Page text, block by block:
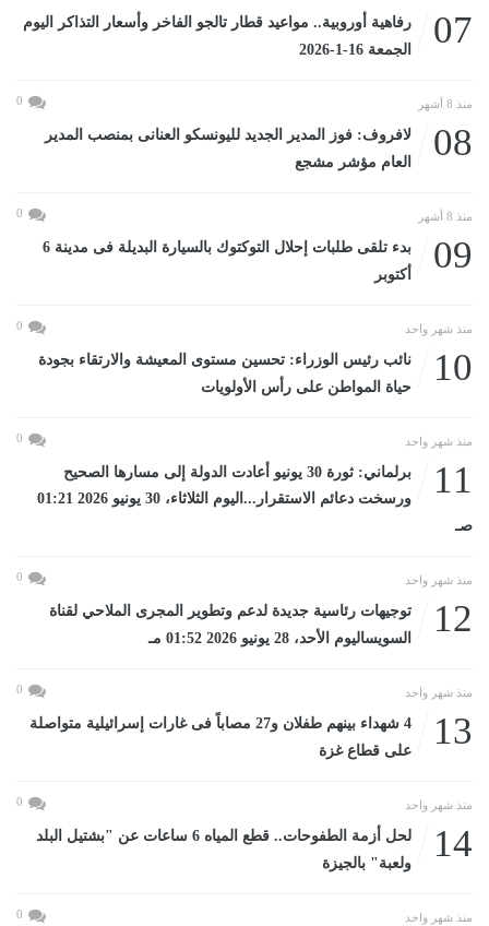
07
رفاهية أوروبية.. مواعيد قطار تالجو الفاخر وأسعار التذاكر اليوم
الجمعة 16-1-2026
منذ 8 أشهر 0
08
لافروف: فوز المدير الجديد لليونسكو العنانى بمنصب المدير
العام مؤشر مشجع
منذ 8 أشهر 0
09
بدء تلقى طلبات إحلال التوكتوك بالسيارة البديلة فى مدينة 6
أكتوبر
منذ شهر واحد 0
10
نائب رئيس الوزراء: تحسين مستوى المعيشة والارتقاء بجودة
حياة المواطن على رأس الأولويات
منذ شهر واحد 0
11
برلماني: ثورة 30 يونيو أعادت الدولة إلى مسارها الصحيح
ورسخت دعائم الاستقرار...اليوم الثلاثاء، 30 يونيو 2026 01:21
صـ
منذ شهر واحد 0
12
توجيهات رئاسية جديدة لدعم وتطوير المجرى الملاحي لقناة
السويساليوم الأحد، 28 يونيو 2026 01:52 مـ
منذ شهر واحد 0
13
4 شهداء بينهم طفلان و27 مصاباً فى غارات إسرائيلية متواصلة
على قطاع غزة
منذ شهر واحد 0
14
لحل أزمة الطفوحات.. قطع المياه 6 ساعات عن "بشتيل البلد
ولعبة" بالجيزة
منذ شهر واحد 0